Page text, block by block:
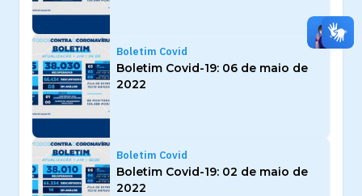
Boletim Covid
Boletim Covid-19: 06 de maio de
2022
Boletim Covid
Boletim Covid-19: 02 de maio de
2022